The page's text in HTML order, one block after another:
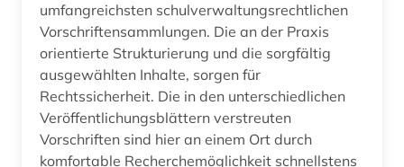
umfangreichsten schulverwaltungsrechtlichen
Vorschriftensammlungen. Die an der Praxis
orientierte Strukturierung und die sorgfältig
ausgewählten Inhalte, sorgen für
Rechtssicherheit. Die in den unterschiedlichen
Veröffentlichungsblättern verstreuten
Vorschriften sind hier an einem Ort durch
komfortable Recherchemöglichkeit schnellstens